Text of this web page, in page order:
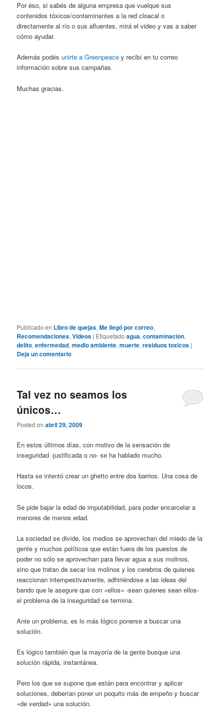
Por éso, si sabés de alguna empresa que vuelque sus
contenidos tóxicos/contaminantes a la red cloacal o
directamente al río o sus afluentes, mirá el video y vas a saber
cómo ayudar.
Además podésunirte a Greenpeace y recibí en tu correo
información sobre sus campañas.
Muchas gracias.
Publicado en Libro de quejas,Me llegó por correo,
Recomendaciones,Videos | Etiquetado agua,contaminacion,
delito,enfermedad,medio ambiente,muerte,residuos toxicos |
Deja un comentario
Tal vez no seamos los
únicos…
Posted onabril 29, 2009
En estos últimos días, con motivo de la sensación de
inseguridad -justificada o no- se ha hablado mucho.
Hasta se intentó crear un ghetto entre dos barrios. Una cosa de
locos.
Se pide bajar la edad de imputabilidad, para poder encarcelar a
menores de menos edad.
La sociedad se divide, los medios se aprovechan del miedo de la
gente y muchos políticos que están fuera de los puestos de
poder no sólo se aprovechan para llevar agua a sus molinos,
sino que tratan de secar los molinos y los cerebros de quienes
reaccionan intempestivamente, adhiriéndose a las ideas del
bando que le asegure que con «ellos» -sean quienes sean ellos-
el problema de la inseguridad se termina.
Ante un problema, es lo más lógico ponerse a buscar una
solución.
Es lógico también que la mayoría de la gente busque una
solución rápida, instantánea.
Pero los que se supone que están para encontrar y aplicar
soluciones, deberían poner un poquito más de empeño y buscar
«de verdad» una solución.